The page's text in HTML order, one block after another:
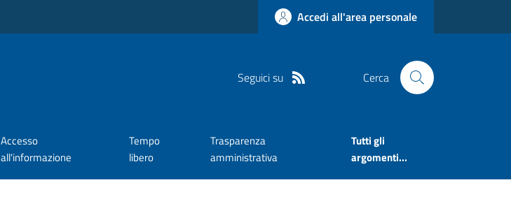
Accedi all'area personale
Seguici su Cerca
Accesso
all'informazione
Tempo
libero
Trasparenza
amministrativa
Tutti gli
argomenti...